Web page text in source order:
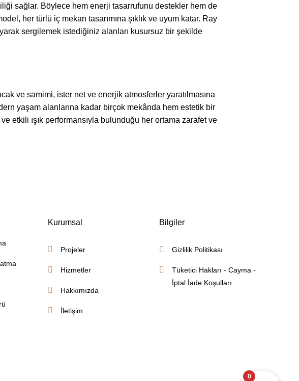
sağlar. Böylece hem enerji tasarrufunu destekler hem de
her türlü iç mekan tasarımına şıklık ve uyum katar. Ray
sergilemek istediğiniz alanları kusursuz bir şekilde
ve samimi, ister net ve enerjik atmosferler yaratılmasına
yaşam alanlarına kadar birçok mekânda hem estetik bir
etkili ışık performansıyla bulunduğu her ortama zarafet ve
Kurumsal
Projeler
Hizmetler
Hakkımızda
İletişim
Bilgiler
Gizlilik Politikası
Tüketici Hakları - Cayma -
İptal İade Koşulları
0